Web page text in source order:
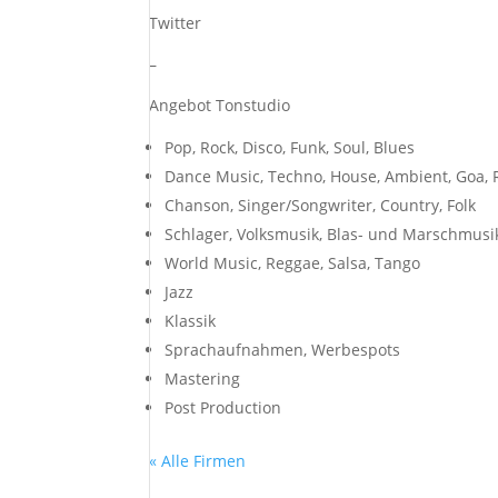
Twitter
–
Angebot Tonstudio
Pop, Rock, Disco, Funk, Soul, Blues
Dance Music, Techno, House, Ambient, Goa,
Chanson, Singer/Songwriter, Country, Folk
Schlager, Volksmusik, Blas- und
World Music, Reggae, Salsa, Tango
Jazz
Klassik
Sprachaufnahmen, Werbespots
Mastering
Post Production
« Alle Firmen